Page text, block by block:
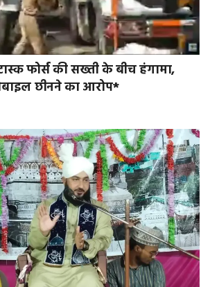
फोर्स की सख्ती के बीच हंगामा,
छीनने का आरोप*